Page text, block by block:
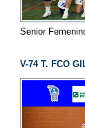
Senior
V-74 T. FCO